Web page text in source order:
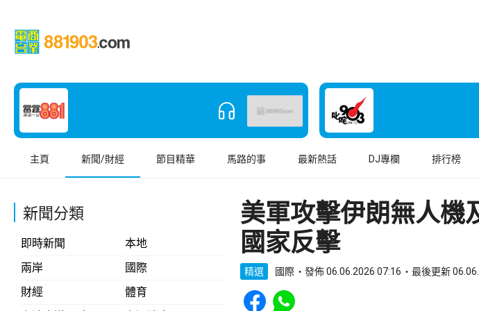
主頁 新聞/財經 節目精華 馬路的事 最新熱話 DJ專欄 排行榜
新聞分類
即時新聞
本地
兩岸
國際
財經
體育
美軍攻擊伊朗無人
國家反擊
精選 國際 發佈 06.06.2026 07:16 最後更新
Share to Facebook
Share to WhatsApp